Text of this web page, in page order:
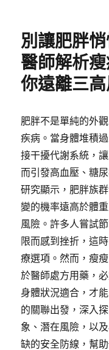
別讓肥胖
醫師解析
你遠離三
肥胖不是單純的外
疾病。當身體堆積
接干擾代謝系統，
而引發高血壓、糖
研究顯示，肥胖族
變的機率遠高於體
風險。許多人嘗試
限而感到挫折，這
療選項。然而，瘦
於醫師處方用藥，
身體狀況適合，才
的關聯出發，深入
象、潛在風險，以
缺的安全防線，幫